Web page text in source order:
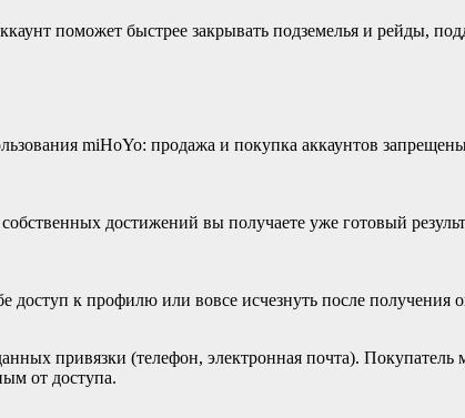
поможет быстрее закрывать подземелья и рейды,
miHoYo: продажа и покупка аккаунтов
собственных достижений вы получаете уже готовый
к профилю или вовсе исчезнуть после получения
привязки (телефон, электронная почта). Покупатель
от доступа.